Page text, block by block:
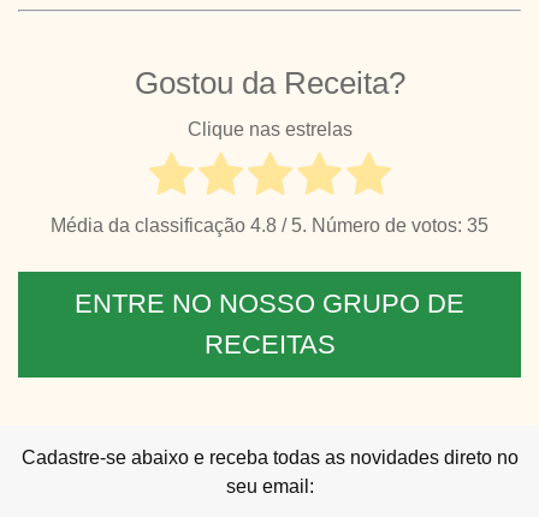
Gostou da Receita?
Clique nas estrelas
Média da classificação 4.8 / 5. Número de votos: 35
ENTRE NO NOSSO GRUPO DE
RECEITAS
Cadastre-se abaixo e receba todas as novidades direto no
seu email: